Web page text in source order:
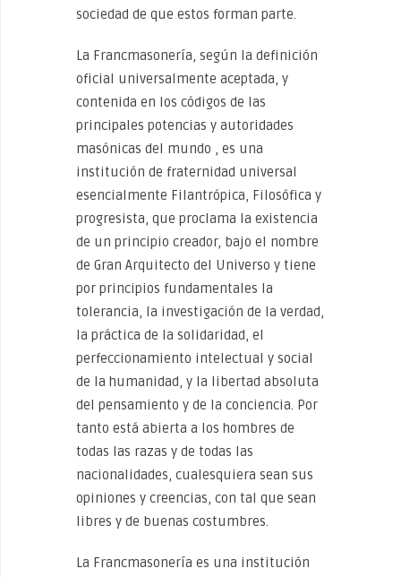
sociedad de que estos forman parte.
La Francmasonería, según la definición
oficial universalmente aceptada, y
contenida en los códigos de las
principales potencias y autoridades
masónicas del mundo , es una
institución de fraternidad universal
esencialmente Filantrópica, Filosófica y
progresista, que proclama la existencia
de un principio creador, bajo el nombre
de Gran Arquitecto del Universo y tiene
por principios fundamentales la
tolerancia, la investigación de la verdad,
la práctica de la solidaridad, el
perfeccionamiento intelectual y social
de la humanidad, y la libertad absoluta
del pensamiento y de la conciencia. Por
tanto está abierta a los hombres de
todas las razas y de todas las
nacionalidades, cualesquiera sean sus
opiniones y creencias, con tal que sean
libres y de buenas costumbres.
La Francmasonería es una institución